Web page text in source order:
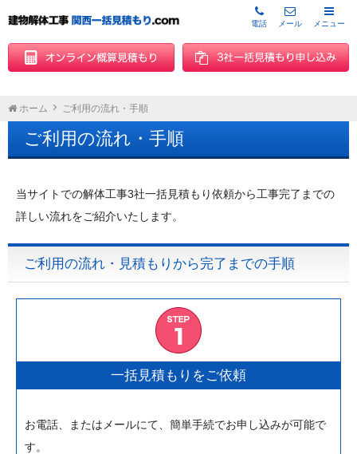
電話 メール メニュー
ホーム ご利用の流れ・手順
ご利用の流れ・手順
当サイトでの解体工事3社一括見積もり依頼から工事完了までの
詳しい流れをご紹介いたします。
ご利用の流れ・見積もりから完了までの手順
一括見積もりをご依頼
お電話、またはメールにて、簡単手続でお申し込みが可能で
す。